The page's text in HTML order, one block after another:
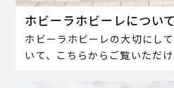
ホビーラホビーレについて
ホビーラホビーレの大切にし
いて、こちらからご覧いただけ